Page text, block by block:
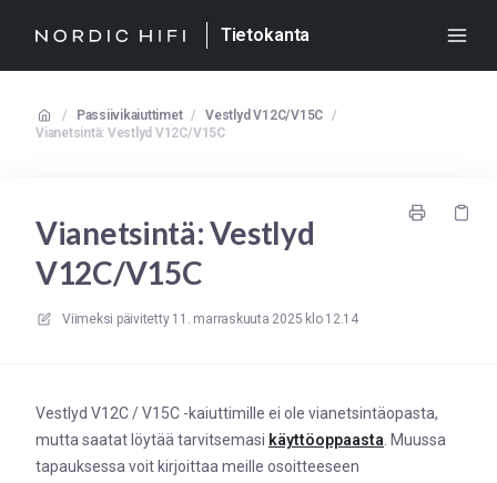
Tietokanta
/ Passiivikaiuttimet / Vestlyd V12C/V15C /
Vianetsintä: Vestlyd V12C/V15C
Vianetsintä: Vestlyd
V12C/V15C
Viimeksi päivitetty 11. marraskuuta 2025 klo 12.14
Vestlyd V12C / V15C -kaiuttimille ei ole vianetsintäopasta,
mutta saatat löytää tarvitsemasi käyttöoppaasta . Muussa
tapauksessa voit kirjoittaa meille osoitteeseen